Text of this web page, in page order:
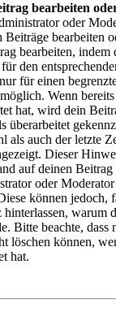
bearbeiten
oder
Beiträge bearbeiten
bearbeiten, indem
den
für einen
Wenn
hat, wird dein
überarbeitet
als auch der letzte
Dieser
auf deinen
oder
können jedoch,
warum
Bitte beachte, dass
löschen können,
hat.